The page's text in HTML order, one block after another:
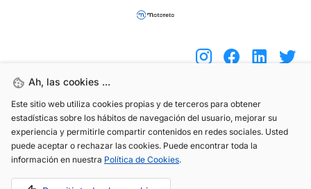
Ah, las cookies ...
Este sitio web utiliza cookies propias y de terceros para obtener
estadísticas sobre los hábitos de navegación del usuario, mejorar su
experiencia y permitirle compartir contenidos en redes sociales. Usted
puede aceptar o rechazar las cookies. Puede encontrar toda la
información en nuestra Política de Cookies.
(+34) 744 408 070
info@motoreto.com